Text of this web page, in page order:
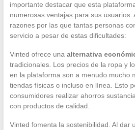
importante destacar que esta
numerosas ventajas para sus usuarios.
razones por las que tantas personas
servicio a pesar de estas dificultades:
Vinted ofrece una alternativa
tradicionales. Los precios de la ropa y
en la plataforma son a menudo mucho
tiendas físicas o incluso en línea. Esto
consumidores realizar ahorros
con productos de calidad.
Vinted fomenta la sostenibilidad. Al dar